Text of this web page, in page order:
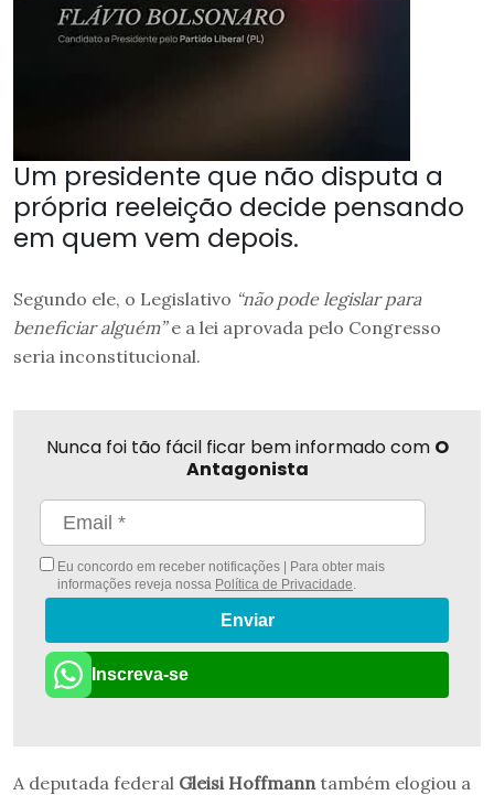
Um presidente que não disputa a
própria reeleição decide pensando
em quem vem depois.
Segundo ele, o Legislativo “não pode legislar para
beneficiar alguém”e a lei aprovada pelo Congresso
seria inconstitucional.
Nunca foi tão fácil ficar bem informado com O
Antagonista
Eu concordo em receber notificações | Para obter mais
informações reveja nossa Política de Privacidade.
Enviar
Inscreva-se
A deputada federal Gleisi Hoffmann também elogiou a